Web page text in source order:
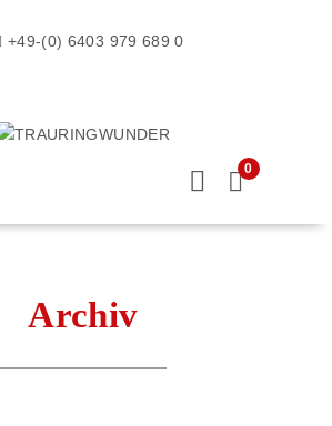
+49-(0) 6403 979 689 0
0
Archiv